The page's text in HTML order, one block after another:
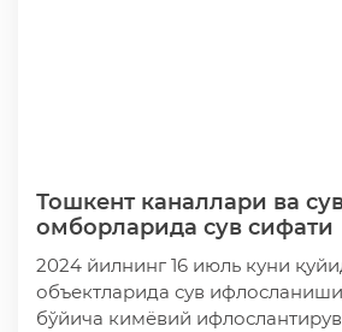
Тошкент каналлари ва
омборларида сув сифати
2024 йилнинг 16 июль куни
объектларида сув
бўйича кимёвий